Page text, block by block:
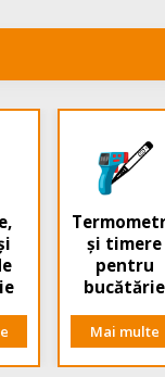
și timere
pentru
bucătărie
Mai multe